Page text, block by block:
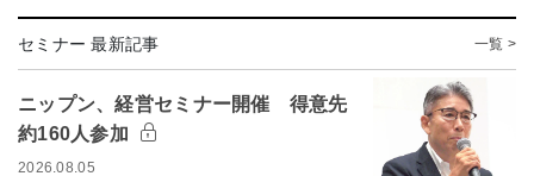
セミナー 最新記事 一覧 >
ニップン、経営セミナー開催 得意先
約160人参加
2026.08.05